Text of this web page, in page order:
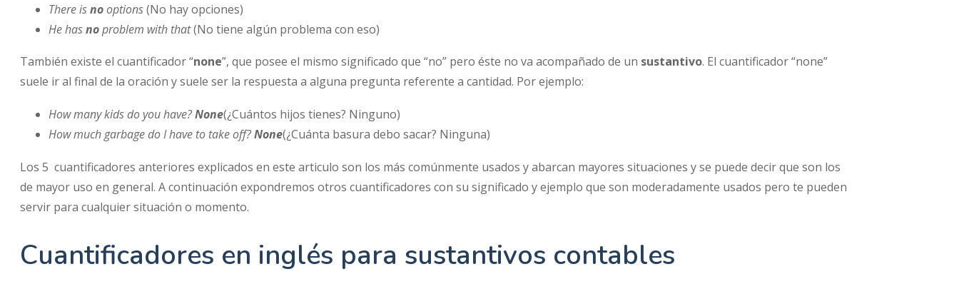
There isnooptions(No hay opciones)
He hasnoproblem with that(No tiene algún problema con eso)
También existe el cuantificador “none”, que posee el mismo significado que “no” pero éste no va acompañado de un sustantivo. El cuantificador “none”
suele ir al final de la oración y suele ser la respuesta a alguna pregunta referente a cantidad. Por ejemplo:
How many kids do you have?None(¿Cuántos hijos tienes? Ninguno)
How much garbage do I have to take off?None(¿Cuánta basura debo sacar? Ninguna)
Los 5 cuantificadores anteriores explicados en este articulo son los más comúnmente usados y abarcan mayores situaciones y se puede decir que son los
de mayor uso en general. A continuación expondremos otros cuantificadores con su significado y ejemplo que son moderadamente usados pero te pueden
servir para cualquier situación o momento.
Cuantificadores en inglés para sustantivos contables